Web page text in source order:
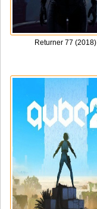
Returner 77 (2018)